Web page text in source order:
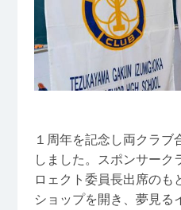
１周年を記念し両クラブ
しました。スポンサーク
ロェクト委員長出席のも
ショップを開き、夢見る